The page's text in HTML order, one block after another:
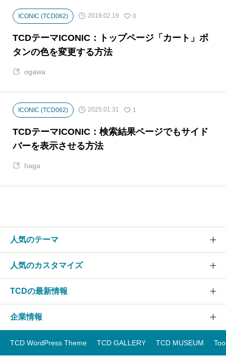
ICONIC (TCD062) 2019.02.19 0
TCDテーマICONIC：トップページ「カート」ボ
タンの色を変更する方法
ogawa
ICONIC (TCD062) 2025.01.31 1
TCDテーマICONIC：検索結果ページでもサイド
バーを表示させる方法
haga
人気のテーマ
SOLARIS
NANO
人気のカスタマイズ
グローバルメニュー
フッター
TCDの最新情報
TCDニュース
企業情報
運営会社
TCD WordPress Theme TCD GALLERY TCD MUSEUM